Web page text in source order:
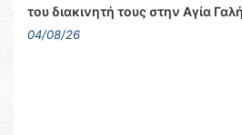
του διακινητή τους στην Αγία
04/08/26